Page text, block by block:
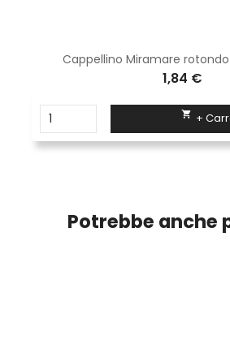
Cappellino Miramare
1,84 €
 +
Potrebbe anche